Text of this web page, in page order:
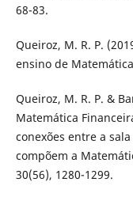
68-83.
Queiroz, M. R. P.
ensino de
Queiroz, M. R. P. &
Matemática
conexões entre a
compõem a
30(56), 1280-1299.